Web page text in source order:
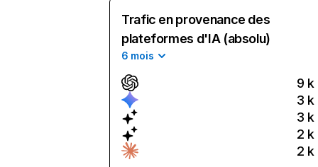
Trafic en provenance des
plateformes d'IA (absolu)
6 mois
9 k
3 k
3 k
2 k
2 k